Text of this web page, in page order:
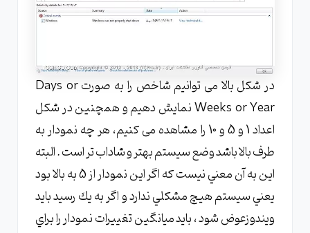
در شکل بالا می توانیم شاخص را به صورت Days or
Weeks or Year نمایش دهیم و همچنین در شکل
اعداد 1 و 5 و 10 را مشاهده می کنیم، هر چه نمودار به
طرف بالا باشد وضع سيستم بهتر و شاداب تر است . البته
اين به آن معني نيست كه اگر اين نمودار از 5 به بالا بود
يعني سيستم هيچ مشكلي ندارد و اگر به يك رسيد بايد
ويندوزعوض شود ، بايد ميانگين تغييرات نمودار را براي